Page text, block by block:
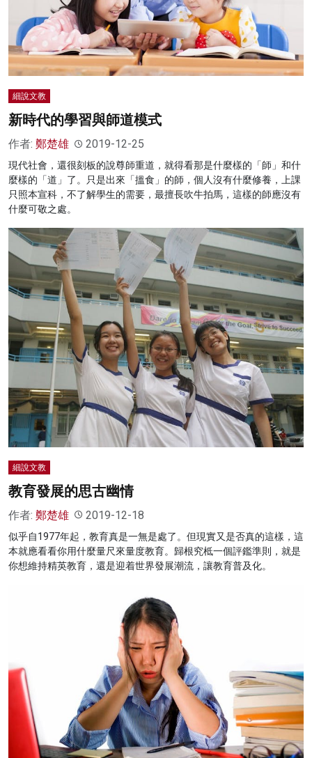
細說文教
新時代的學習與師道模式
作者: 鄭楚雄 2019-12-25
現代社會，還很刻板的說尊師重道，就得看那是什麼樣的「師」和什
麼樣的「道」了。只是出來「搵食」的師，個人沒有什麼修養，上課
只照本宣科，不了解學生的需要，最擅長吹牛拍馬，這樣的師應沒有
什麼可敬之處。
細說文教
教育發展的思古幽情
作者: 鄭楚雄 2019-12-18
似乎自1977年起，教育真是一無是處了。但現實又是否真的這樣，這
本就應看看你用什麼量尺來量度教育。歸根究柢一個評鑑準則，就是
你想維持精英教育，還是迎着世界發展潮流，讓教育普及化。